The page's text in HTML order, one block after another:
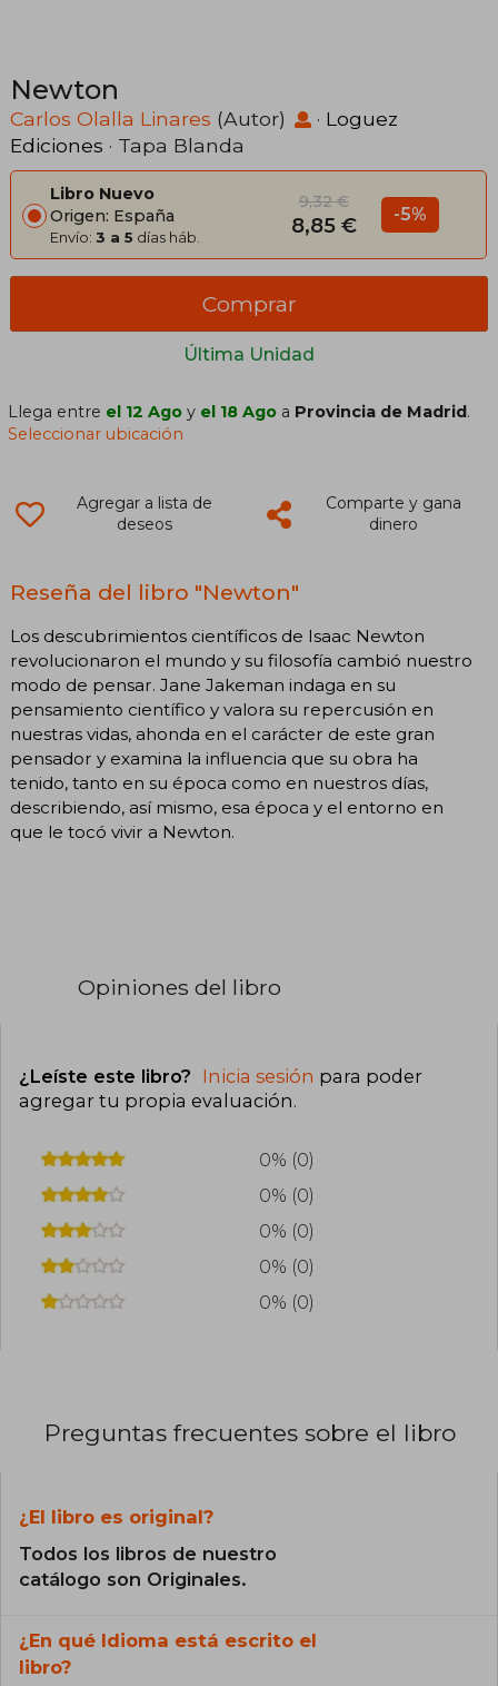
Newton
Carlos Olalla Linares (Autor) · Loguez
Ediciones · Tapa Blanda
Libro Nuevo
Origen: España
Envío: 3 a 5 días háb.
9,32 €
8,85 € -5%
Última Unidad
Comprar
Llega entre el 12 Ago y el 18 Ago a Provincia de Madrid .
Seleccionar ubicación
Agregar a lista de
deseos
Comparte y gana
dinero
Reseña del libro "Newton"
Los descubrimientos científicos de Isaac Newton
revolucionaron el mundo y su filosofía cambió nuestro
modo de pensar. Jane Jakeman indaga en su
pensamiento científico y valora su repercusión en
nuestras vidas, ahonda en el carácter de este gran
pensador y examina la influencia que su obra ha
tenido, tanto en su época como en nuestros días,
describiendo, así mismo, esa época y el entorno en
que le tocó vivir a Newton.
Opiniones del libro
¿Leíste este libro? Inicia sesión para poder
agregar tu propia evaluación.
0% (0)
0% (0)
0% (0)
0% (0)
0% (0)
Preguntas frecuentes sobre el libro
¿El libro es original?
Todos los libros de nuestro
catálogo son Originales.
¿En qué Idioma está escrito el
libro?